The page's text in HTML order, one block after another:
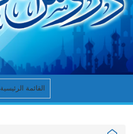
القائمة الرئيسية